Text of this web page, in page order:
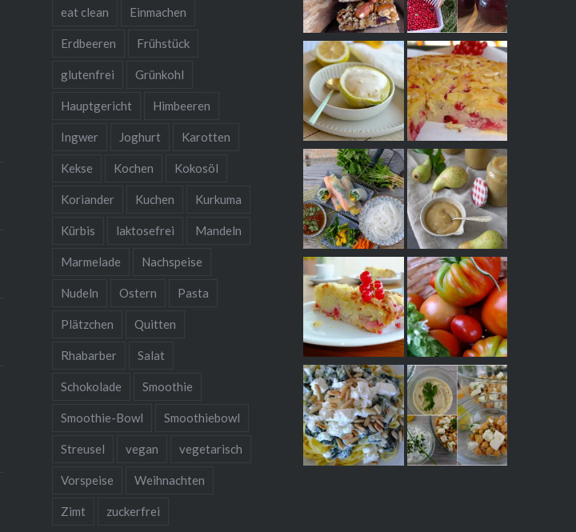
eat clean Einmachen
Erdbeeren Frühstück
glutenfrei Grünkohl
Hauptgericht Himbeeren
Ingwer Joghurt Karotten
Kekse Kochen Kokosöl
Koriander Kuchen Kurkuma
Kürbis laktosefrei Mandeln
Marmelade Nachspeise
Nudeln Ostern Pasta
Plätzchen Quitten
Rhabarber Salat
Schokolade Smoothie
Smoothie-Bowl Smoothiebowl
Streusel vegan vegetarisch
Vorspeise Weihnachten
Zimt zuckerfrei